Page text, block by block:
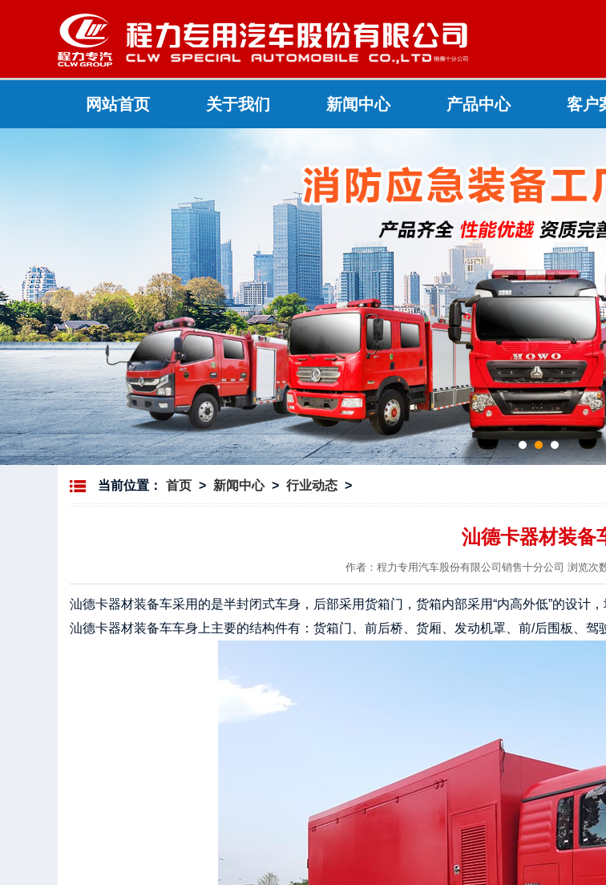
网站首页 关于我们 新闻中心 产品中心 客户
当前位置： 首页 > 新闻中心 > 行业动态 >
汕德卡器材装备
作者：程力专用汽车股份有限公司销售十分公司 浏览次
汕德卡器材装备车采用的是半封闭式车身，后部采用货箱门，货箱内部采用“内高外低”的设计
汕德卡器材装备车车身上主要的结构件有：货箱门、前后桥、货厢、发动机罩、前/后围板、驾